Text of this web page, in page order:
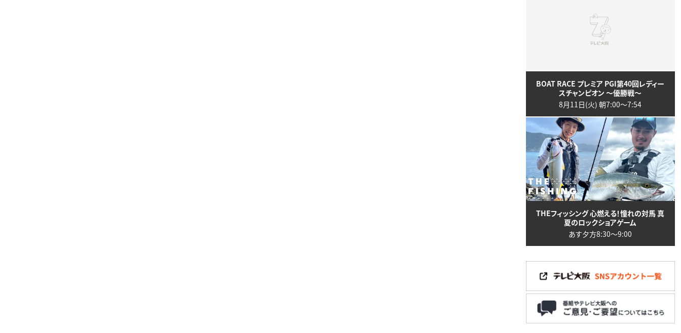
BOAT RACE プレミア PGI第40回レディー
スチャンピオン ～優勝戦～
8月11日(火) 朝7:00〜7:54
THEフィッシング 心燃える！憧れの対馬 真
夏のロックショアゲーム
あす夕方8:30〜9:00